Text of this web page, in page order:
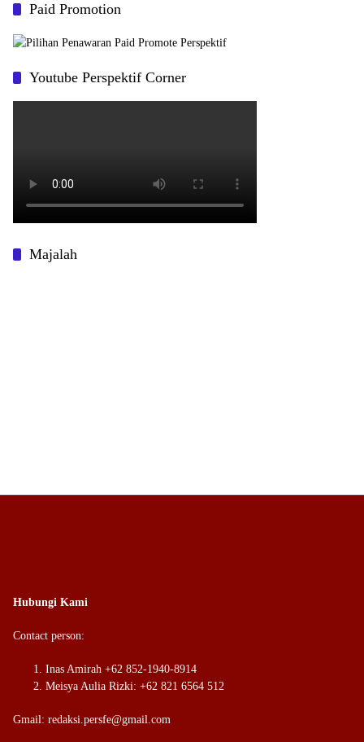
Paid Promotion
Youtube Perspektif Corner
Majalah
Hubungi Kami
Contact person:
Inas Amirah +62 852-1940-8914
Meisya Aulia Rizki: +62 821 6564 512
Gmail: redaksi.persfe@gmail.com